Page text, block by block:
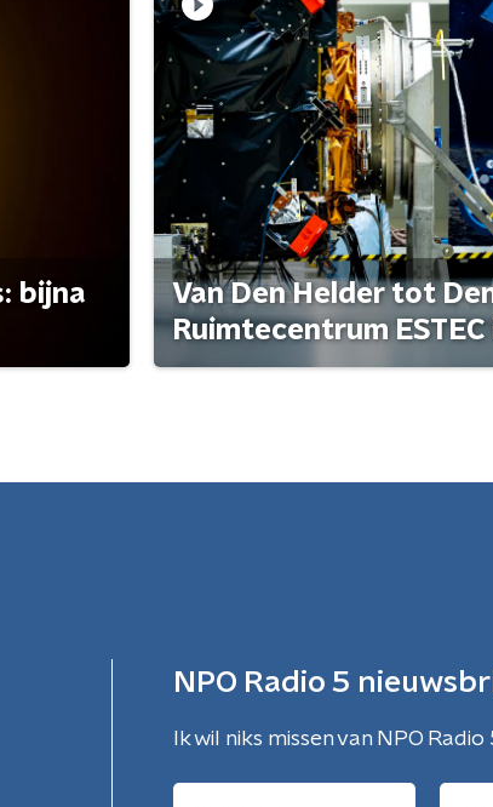
bijna
Van Den Helder tot
Ruimtecentrum
NPO Radio 5
Ik wil niks missen van NPO Radio